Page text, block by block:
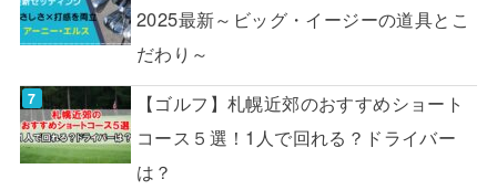
2025最新～ビッグ・イージーの道具とこ
だわり～
【ゴルフ】札幌近郊のおすすめショート
コース５選！1人で回れる？ドライバー
は？